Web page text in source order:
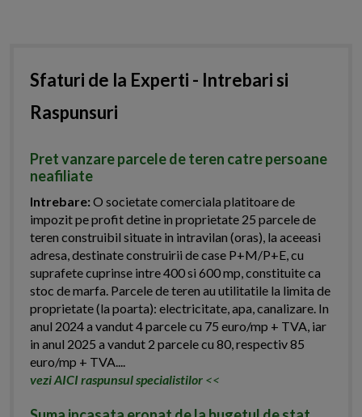
Sfaturi de la Experti - Intrebari si
Raspunsuri
Pret vanzare parcele de teren catre persoane
neafiliate
Intrebare:O societate comerciala platitoare de
impozit pe profit detine in proprietate 25 parcele de
teren construibil situate in intravilan (oras), la aceeasi
adresa, destinate construirii de case P+M/P+E, cu
suprafete cuprinse intre 400 si 600 mp, constituite ca
stoc de marfa. Parcele de teren au utilitatile la limita de
proprietate (la poarta): electricitate, apa, canalizare. In
anul 2024 a vandut 4 parcele cu 75 euro/mp + TVA, iar
in anul 2025 a vandut 2 parcele cu 80, respectiv 85
euro/mp + TVA....
vezi AICI raspunsul specialistilor <<